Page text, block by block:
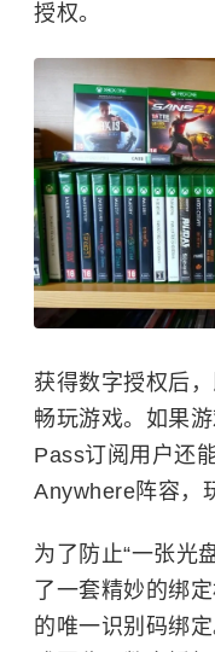
授权。
获得数字授权后
畅玩游戏。如果
Pass订阅用户还
Anywhere阵容，
为了防止“一张光
了一套精妙的绑
的唯一识别码绑